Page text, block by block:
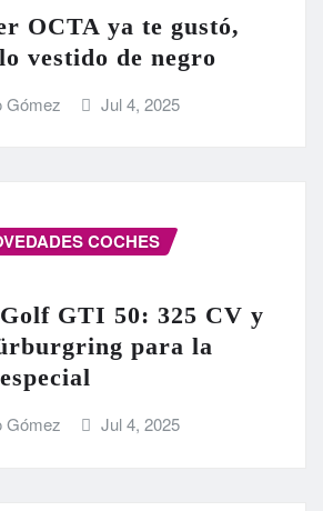
OCTA ya te gustó,
vestido de negro
Gómez Jul 4, 2025
COCHES
GTI 50: 325 CV y
para la
Gómez Jul 4, 2025